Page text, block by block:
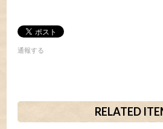
通報する
RELATED